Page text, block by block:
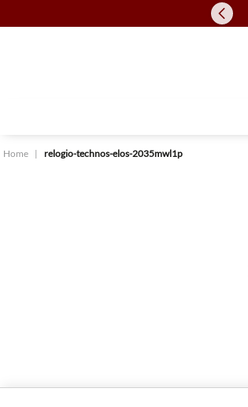
relogio-technos-elos-2035mwl1p